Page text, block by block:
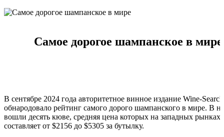
Самое дорогое шампанское в мире
В сентябре 2024 года авторитетное винное издание Wine-
обнародовало рейтинг самого дорого шампанского в мире. В
вошли десять кюве, средняя цена которых на западных рынках
составляет от $2156 до $5305 за бутылку.